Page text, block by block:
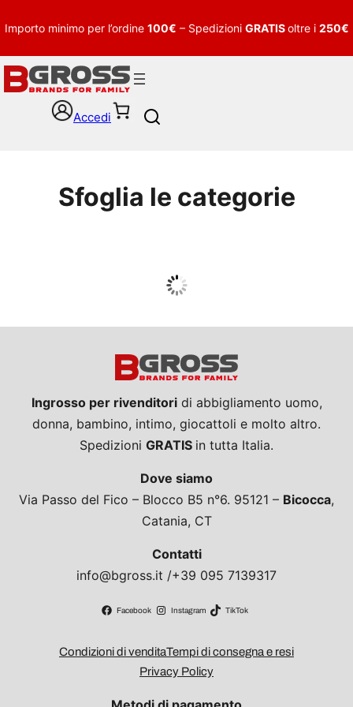
Importo minimo per l’ordine 100€ – Spedizioni GRATISoltre i 250€
Accedi
h
Sfoglia le categorie
Guarda tutto
Ingrosso per rivenditoridi abbigliamento uomo,
donna, bambino, intimo, giocattoli e molto altro.
Spedizioni GRATIS in tutta Italia.
Dove siamo
Via Passo del Fico – Blocco B5 n°6. 95121 – Bicocca,
Catania, CT
Contatti
info@bgross.it /+39 095 7139317
Facebook Instagram TikTok
Condizioni di venditaTempi di consegna e resi
Privacy Policy